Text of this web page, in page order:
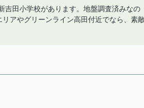
田小学校があります。地盤調査済みなの
アやグリーンライン高田付近でなら、素